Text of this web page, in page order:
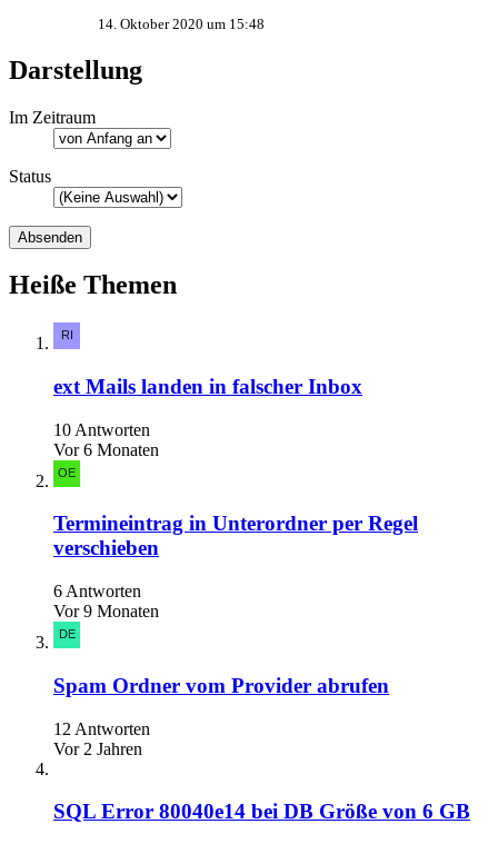
14. Oktober 2020 um 15:48
Darstellung
Im Zeitraum
Status
Heiße Themen
ext Mails landen in falscher Inbox
10 Antworten
Vor 6 Monaten
Termineintrag in Unterordner per Regel
verschieben
6 Antworten
Vor 9 Monaten
Spam Ordner vom Provider abrufen
12 Antworten
Vor 2 Jahren
SQL Error 80040e14 bei DB Größe von 6 GB